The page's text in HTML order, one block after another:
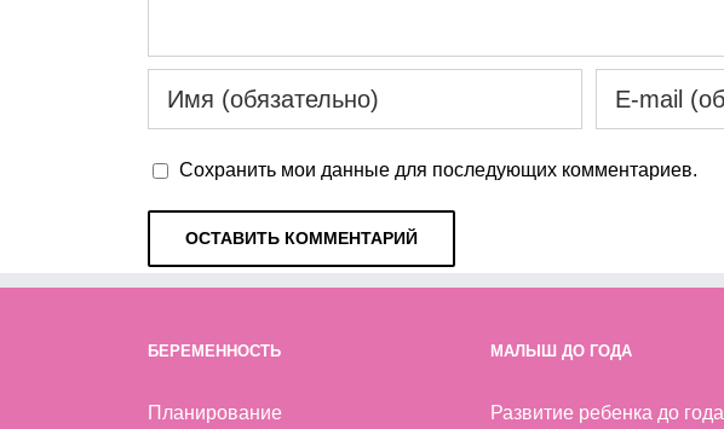
Сохранить мои данные для последующих комментариев.
БЕРЕМЕННОСТЬ
Планирование
МАЛЫШ ДО ГОДА
Развитие ребенка до года